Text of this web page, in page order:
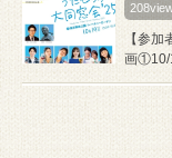
【参
画①10/